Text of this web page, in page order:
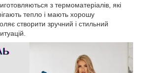
з термоматеріалів, які
тепло і мають хорошу
створити зручний і стильний